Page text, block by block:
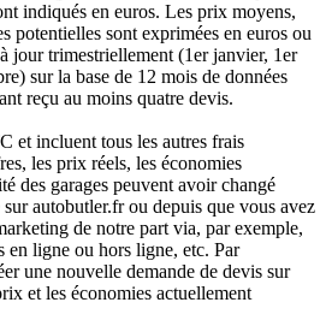
indiqués en euros. Les prix moyens,
potentielles sont exprimées en euros ou
jour trimestriellement (1er janvier, 1er
sur la base de 12 mois de données
reçu au moins quatre devis.
et incluent tous les autres frais
les prix réels, les économies
des garages peuvent avoir changé
autobutler.fr ou depuis que vous avez
de notre part via, par exemple,
en ligne ou hors ligne, etc. Par
une nouvelle demande de devis sur
et les économies actuellement